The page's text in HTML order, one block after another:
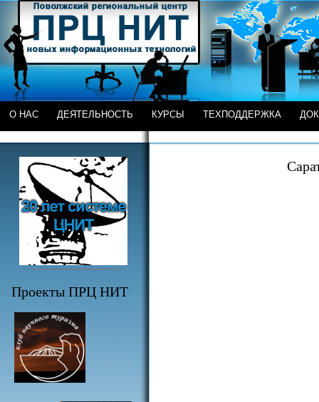
О НАС ДЕЯТЕЛЬНОСТЬ КУРСЫ ТЕХПОДДЕРЖКА
Проекты ПРЦ НИТ